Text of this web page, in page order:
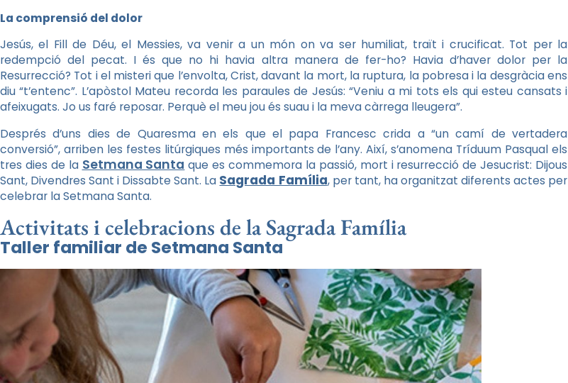
La comprensió del dolor
Jesús, el Fill de Déu, el Messies, va venir a un món on va ser humiliat, traït i crucificat. Tot per la
redempció del pecat. I és que no hi havia altra manera de fer-ho? Havia d’haver dolor per la
Resurrecció? Tot i el misteri que l’envolta, Crist, davant la mort, la ruptura, la pobresa i la desgràcia ens
diu “t’entenc”. L’apòstol Mateu recorda les paraules de Jesús: “Veniu a mi tots els qui esteu cansats i
afeixugats. Jo us faré reposar. Perquè el meu jou és suau i la meva càrrega lleugera”.
Després d’uns dies de Quaresma en els que el papa Francesc crida a “un camí de vertadera
conversió”, arriben les festes litúrgiques més importants de l’any. Així, s’anomena Tríduum Pasqual els
tres dies de la Setmana Santa que es commemora la passió, mort i resurrecció de Jesucrist: Dijous
Sant, Divendres Sant i Dissabte Sant. La Sagrada Família, per tant, ha organitzat diferents actes per
celebrar la Setmana Santa.
Activitats i celebracions de la Sagrada Família
Taller familiar de Setmana Santa